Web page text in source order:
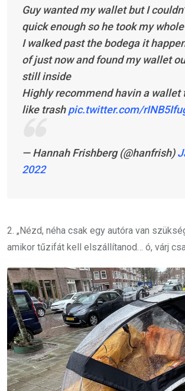
Guy wanted my wallet but I
quick enough so he took my
I walked past the bodega it
of just now and found my wallet
still inside
Highly recommend havin a wallet
like trashpic.twitter.com/
— Hannah Frishberg (@hanfrish)
2022
2. „Nézd, néha csak egy autóra van
amikor tűzifát kell elszállítanod… ó, várj